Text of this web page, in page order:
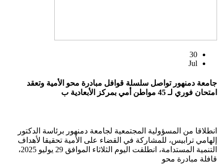
30
Jul
جامعة دمنهور تواصل سلسلة قوافل مبادرة محو الأمية وتعقد
امتحان فوري لـ 45 مواطن أمي بمركز الأبعادية ب
انطلاقا من المسؤولية المجتمعية لجامعة دمنهور برئاسة الدكتور
إلهامي ترابيس، للمشاركة في القضاء على الأمية تحقيقا لأهداف
التنمية المستدامة، انطلقت اليوم الثلاثاء الموافق 29 يوليو 2025،
قافلة مبادرة محو